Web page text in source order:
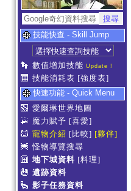
技能快查 - Skill Jump
數值增加技能 Update !
技能消耗表 [強度表]
快速功能 - Quick Menu
愛爾琳世界地圖
魔力賦予 [喜愛]
寵物介紹 [比較] [夥伴]
怪物導覽搜尋
地下城資料 [料理]
遺跡資料
影子任務資料